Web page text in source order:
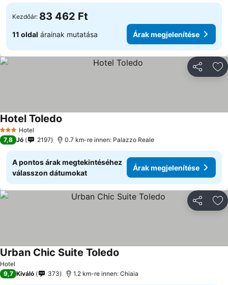
Kezdőár: 83 462 Ft
11 oldal árainak mutatása Árak megjelenítése
3 Kategória
Hotel
Hotel Toledo
7,8 Jó 2197 0.7 km-re innen: Palazzo Reale
A pontos árak megtekintéséhez
válasszon dátumokat
Árak megjelenítése
Hotel
Urban Chic Suite Toledo
9,7 Kiváló 373 1.2 km-re innen: Chiaia